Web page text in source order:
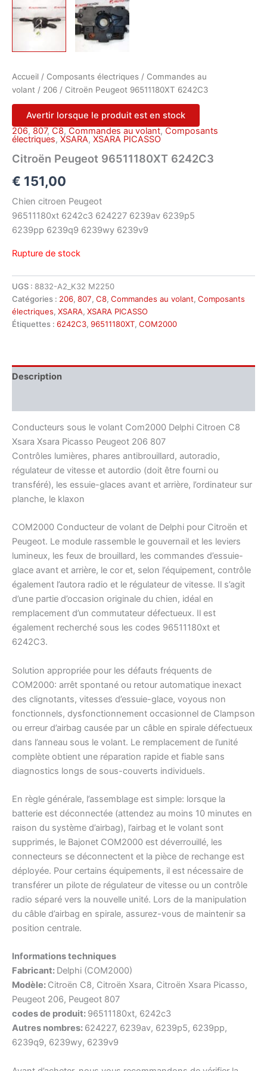
Accueil / Composants électriques / Commandes au
volant / 206 / Citroën Peugeot 96511180XT 6242C3
Avertir lorsque le produit est en stock
206, 807, C8, Commandes au volant, Composants
électriques, XSARA, XSARA PICASSO
Citroën Peugeot 96511180XT 6242C3
€ 151,00
Chien citroen Peugeot
96511180xt 6242c3 624227 6239av 6239p5
6239pp 6239q9 6239wy 6239v9
Rupture de stock
UGS : 8832-A2_K32 M2250
Catégories : 206, 807, C8, Commandes au volant, Composants
électriques, XSARA, XSARA PICASSO
Étiquettes : 6242C3, 96511180XT, COM2000
Description
Conducteurs sous le volant Com2000 Delphi Citroen C8
Xsara Xsara Picasso Peugeot 206 807
Contrôles lumières, phares antibrouillard, autoradio,
régulateur de vitesse et autordio (doit être fourni ou
transféré), les essuie-glaces avant et arrière, l’ordinateur sur
planche, le klaxon
COM2000 Conducteur de volant de Delphi pour Citroën et
Peugeot. Le module rassemble le gouvernail et les leviers
lumineux, les feux de brouillard, les commandes d’essuie-
glace avant et arrière, le cor et, selon l’équipement, contrôle
également l’autora radio et le régulateur de vitesse. Il s’agit
d’une partie d’occasion originale du chien, idéal en
remplacement d’un commutateur défectueux. Il est
également recherché sous les codes 96511180xt et
6242C3.
Solution appropriée pour les défauts fréquents de
COM2000: arrêt spontané ou retour automatique inexact
des clignotants, vitesses d’essuie-glace, voyous non
fonctionnels, dysfonctionnement occasionnel de Clampson
ou erreur d’airbag causée par un câble en spirale défectueux
dans l’anneau sous le volant. Le remplacement de l’unité
complète obtient une réparation rapide et fiable sans
diagnostics longs de sous-couverts individuels.
En règle générale, l’assemblage est simple: lorsque la
batterie est déconnectée (attendez au moins 10 minutes en
raison du système d’airbag), l’airbag et le volant sont
supprimés, le Bajonet COM2000 est déverrouillé, les
connecteurs se déconnectent et la pièce de rechange est
déployée. Pour certains équipements, il est nécessaire de
transférer un pilote de régulateur de vitesse ou un contrôle
radio séparé vers la nouvelle unité. Lors de la manipulation
du câble d’airbag en spirale, assurez-vous de maintenir sa
position centrale.
Informations techniques
Fabricant: Delphi (COM2000)
Modèle: Citroën C8, Citroën Xsara, Citroën Xsara Picasso,
Peugeot 206, Peugeot 807
codes de produit: 96511180xt, 6242c3
Autres nombres: 624227, 6239av, 6239p5, 6239pp,
6239q9, 6239wy, 6239v9